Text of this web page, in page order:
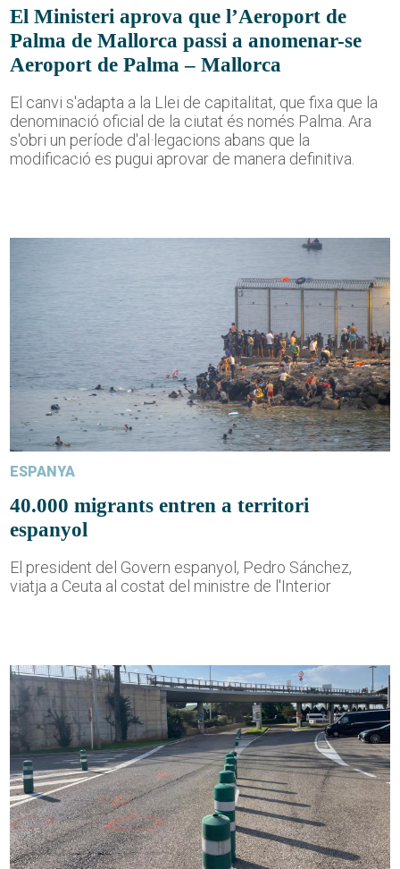
El Ministeri aprova que l’Aeroport de
Palma de Mallorca passi a anomenar-se
Aeroport de Palma – Mallorca
El canvi s'adapta a la Llei de capitalitat, que fixa que la
denominació oficial de la ciutat és només Palma. Ara
s'obri un període d'al·legacions abans que la
modificació es pugui aprovar de manera definitiva.
ESPANYA
40.000 migrants entren a territori
espanyol
El president del Govern espanyol, Pedro Sánchez,
viatja a Ceuta al costat del ministre de l'Interior